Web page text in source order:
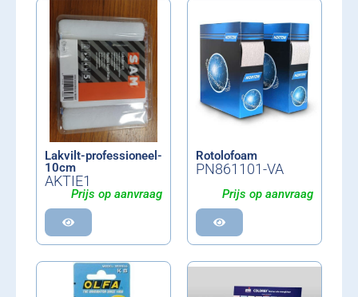
Lakvilt-professioneel-
10cm
AKTIE1
Prijs op aanvraag
Rotolofoam
PN861101-VA
Prijs op aanvraag